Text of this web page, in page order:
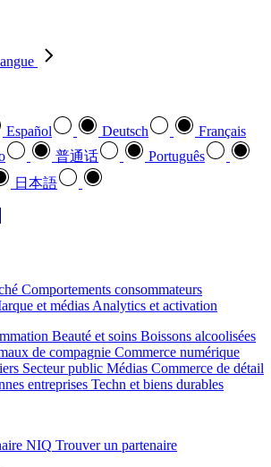
Español Deutsch
Français
普通话
Português
日本語
Comportements consommateurs
et médias Analytics et activation
Beauté et soins Boissons alcoolisées
de compagnie Commerce numérique
Secteur public Médias Commerce de détail
entreprises Techn et biens durables
NIQ Trouver un partenaire